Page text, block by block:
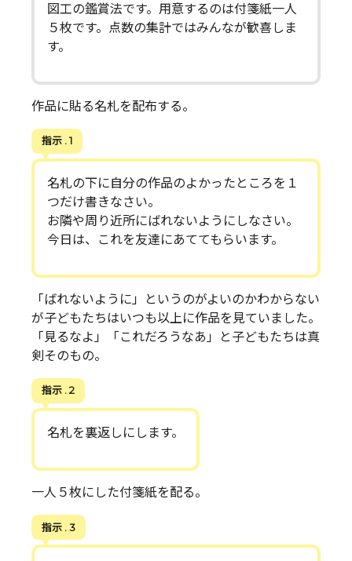
図工の鑑賞法です。用意するのは付箋紙一人
５枚です。点数の集計ではみんなが歓喜しま
す。
作品に貼る名札を配布する。
指示 . 1
名札の下に自分の作品のよかったところを１
つだけ書きなさい。
お隣や周り近所にばれないようにしなさい。
今日は、これを友達にあててもらいます。
「ばれないように」というのがよいのかわからない
が子どもたちはいつも以上に作品を見ていました。
「見るなよ」「これだろうなあ」と子どもたちは真
剣そのもの。
指示 . 2
名札を裏返しにします。
一人５枚にした付箋紙を配る。
指示 . 3